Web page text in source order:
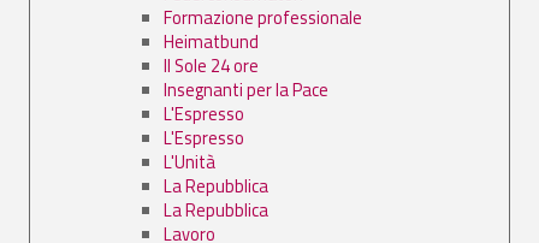
Formazione professionale
Heimatbund
Il Sole 24 ore
Insegnanti per la Pace
L'Espresso
L'Espresso
L'Unità
La Repubblica
La Repubblica
Lavoro